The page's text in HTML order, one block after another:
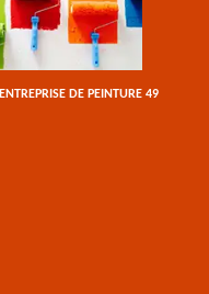
ENTREPRISE DE PEINTURE 49